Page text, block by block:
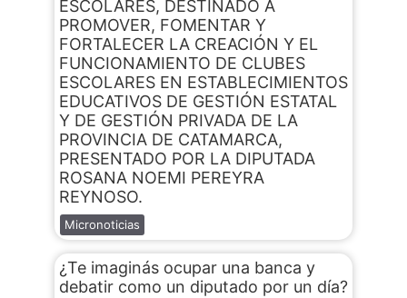
ESCOLARES, DESTINADO A
PROMOVER, FOMENTAR Y
FORTALECER LA CREACIÓN Y EL
FUNCIONAMIENTO DE CLUBES
ESCOLARES EN ESTABLECIMIENTOS
EDUCATIVOS DE GESTIÓN ESTATAL
Y DE GESTIÓN PRIVADA DE LA
PROVINCIA DE CATAMARCA,
PRESENTADO POR LA DIPUTADA
ROSANA NOEMI PEREYRA
REYNOSO.
Micronoticias
¿Te imaginás ocupar una banca y
debatir como un diputado por un día?